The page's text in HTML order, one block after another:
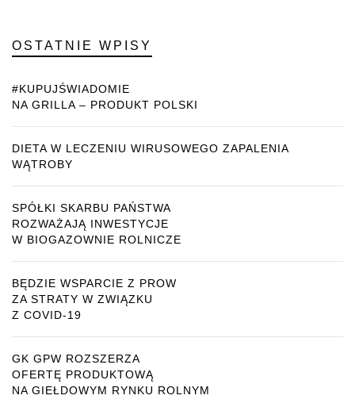
OSTATNIE WPISY
#KUPUJŚWIADOMIE
NA GRILLA – PRODUKT POLSKI
DIETA W LECZENIU WIRUSOWEGO ZAPALENIA
WĄTROBY
SPÓŁKI SKARBU PAŃSTWA
ROZWAŻAJĄ INWESTYCJE
W BIOGAZOWNIE ROLNICZE
BĘDZIE WSPARCIE Z PROW
ZA STRATY W ZWIĄZKU
Z COVID-19
GK GPW ROZSZERZA
OFERTĘ PRODUKTOWĄ
NA GIEŁDOWYM RYNKU ROLNYM